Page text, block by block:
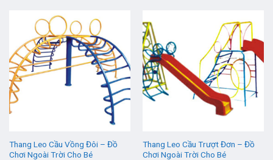
Thang Leo Cầu Vồng Đôi – Đồ
Chơi Ngoài Trời Cho Bé
Thang Leo Cầu Trượt Đơn – Đồ
Chơi Ngoài Trời Cho Bé